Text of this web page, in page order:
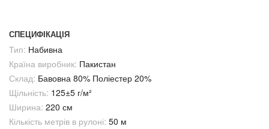
СПЕЦИФІКАЦІЯ
Тип: Набивна
Країна виробник: Пакистан
Склад: Бавовна 80% Поліестер 20%
Щільність: 125±5 г/м²
Ширина: 220 см
Кількість метрів в рулоні: 50 м